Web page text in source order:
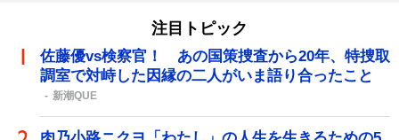
注目トピック
佐藤優vs検察官！ あの国策捜査から20年、特捜取
調室で対峙した因縁の二人がいま語り合ったこと
新潮QUE